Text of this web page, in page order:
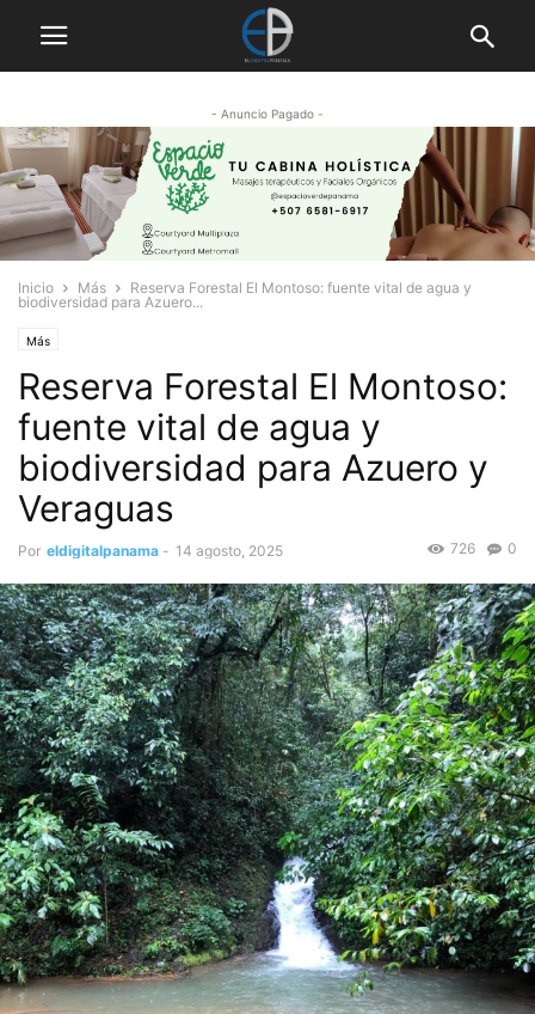
- Anuncio Pagado -
Inicio Más
Reserva Forestal El Montoso: fuente vital de agua y
biodiversidad para Azuero...
Más
Reserva Forestal El Montoso:
fuente vital de agua y
biodiversidad para Azuero y
Veraguas
Por eldigitalpanama - 14 agosto, 2025 0
726